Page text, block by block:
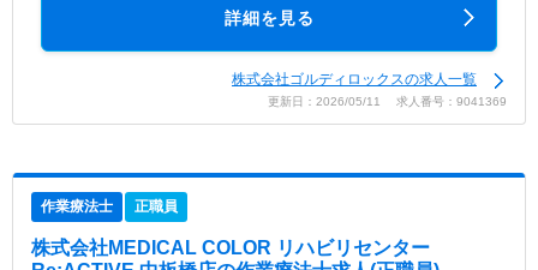
詳細を見る
株式会社ゴルディロックスの求人一覧
更新日：2026/05/11 求人番号：9041369
作業療法士 正職員
株式会社MEDICAL COLOR リハビリセンター